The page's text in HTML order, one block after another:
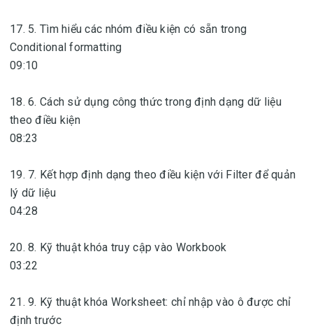
17. 5. Tìm hiểu các nhóm điều kiện có sẵn trong
Conditional formatting
09:10
18. 6. Cách sử dụng công thức trong định dạng dữ liệu
theo điều kiện
08:23
19. 7. Kết hợp định dạng theo điều kiện với Filter để quản
lý dữ liệu
04:28
20. 8. Kỹ thuật khóa truy cập vào Workbook
03:22
21. 9. Kỹ thuật khóa Worksheet: chỉ nhập vào ô được chỉ
định trước